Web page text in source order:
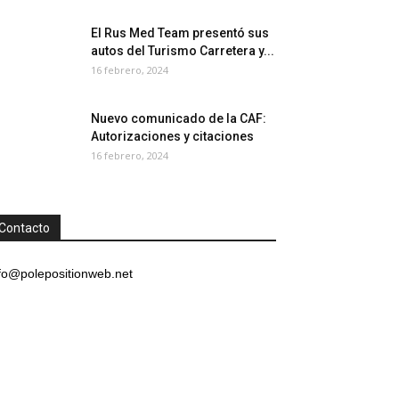
El Rus Med Team presentó sus
autos del Turismo Carretera y...
16 febrero, 2024
Nuevo comunicado de la CAF:
Autorizaciones y citaciones
16 febrero, 2024